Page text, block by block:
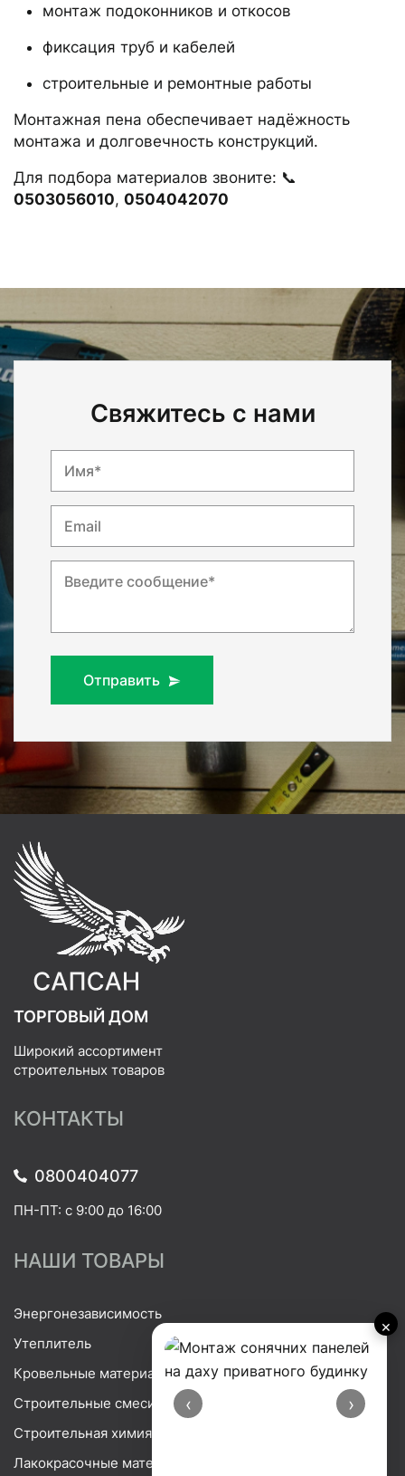
×
‹ ›
монтаж подоконников и откосов
фиксация труб и кабелей
строительные и ремонтные работы
Монтажная пена обеспечивает надёжность
монтажа и долговечность конструкций.
Для подбора материалов звоните: 📞
0503056010, 0504042070
Свяжитесь с нами
Имя*
Email
Введите сообщение*
Отправить
ТОРГОВЫЙ ДОМ
Широкий ассортимент
строительных товаров
КОНТАКТЫ
0800404077
ПН-ПТ: с 9:00 до 16:00
НАШИ ТОВАРЫ
Энергонезависимость
Утеплитель
Кровельные материалы
Строительные смеси
Строительная химия
Лакокрасочные материалы